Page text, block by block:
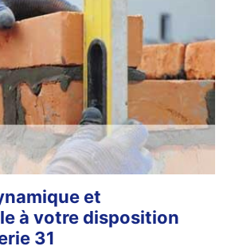
et
à votre disposition
31